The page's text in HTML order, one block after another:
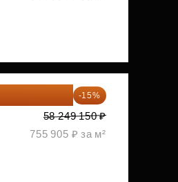
-15%
58 249 150 ₽
755 905 ₽ за м²